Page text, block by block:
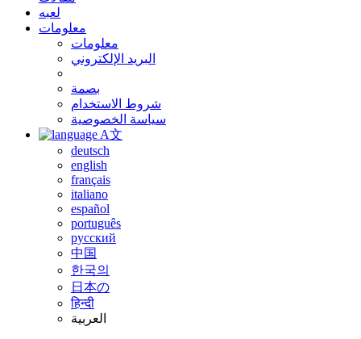
لعبه
معلومات
معلومات
البريد الإلكتروني
بصمة
شروط الاستخدام
سياسة الخصوصية
A文
deutsch
english
français
italiano
español
português
русский
中国
한국의
日本の
हिन्दी
العربية